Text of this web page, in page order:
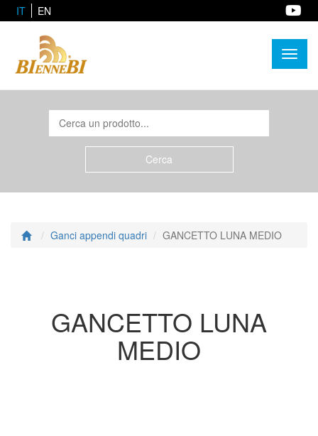
IT EN
Ganci appendi quadri GANCETTO LUNA MEDIO
GANCETTO LUNA
MEDIO